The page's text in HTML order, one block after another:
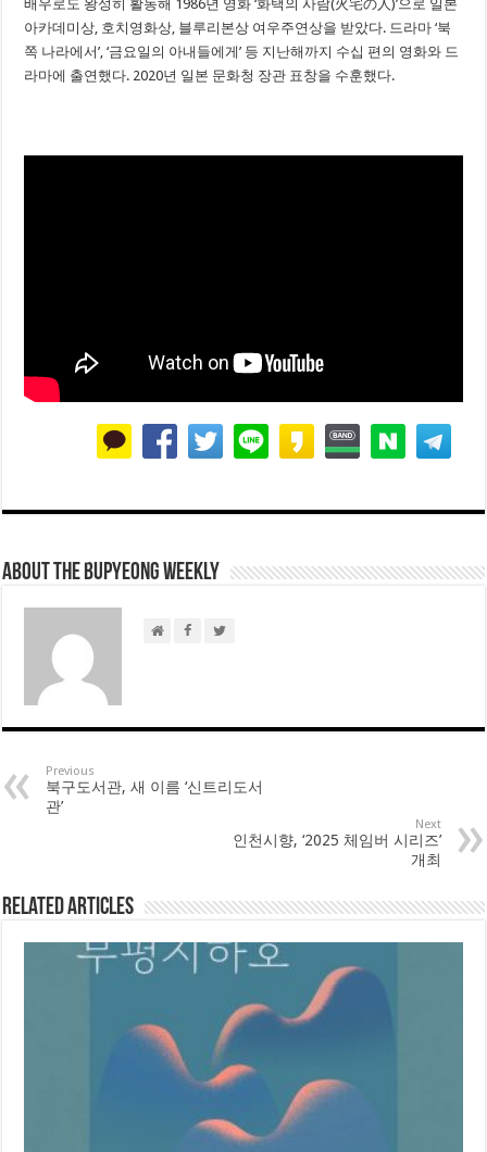
배우로도 왕성히 활동해 1986년 영화 ‘화택의 사람(火宅の人)’으로 일본
아카데미상, 호치영화상, 블루리본상 여우주연상을 받았다. 드라마 ‘북
쪽 나라에서’, ‘금요일의 아내들에게’ 등 지난해까지 수십 편의 영화와 드
라마에 출연했다. 2020년 일본 문화청 장관 표창을 수훈했다.
About THE BUPYEONG WEEKLY
Previous
북구도서관, 새 이름 ‘신트리도서
관’
Next
인천시향, ‘2025 체임버 시리즈’
개최
Related Articles